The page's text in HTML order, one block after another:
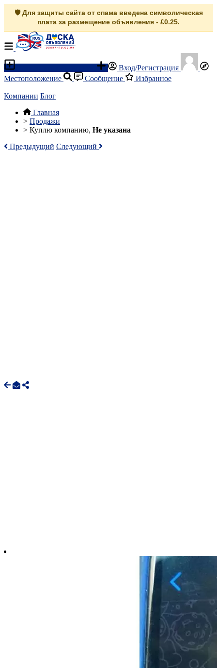
🛡️ Для защиты сайта от спама введена символическая
плата за размещение объявления - £0.25.
Вход/Регистрация
Местоположение
Сообщение Избранное
Компании Блог
Главная
> Продажи
> Куплю компанию, Не указана
Предыдущий Следующий